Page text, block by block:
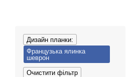
Дизайн планки:
Французька ялинка
шеврон
Очистити фільтр